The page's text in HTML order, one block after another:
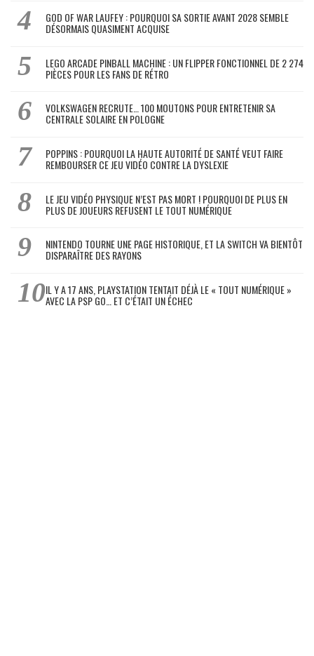
GOD OF WAR LAUFEY : POURQUOI SA SORTIE AVANT 2028 SEMBLE
DÉSORMAIS QUASIMENT ACQUISE
LEGO ARCADE PINBALL MACHINE : UN FLIPPER FONCTIONNEL DE 2 274
PIÈCES POUR LES FANS DE RÉTRO
VOLKSWAGEN RECRUTE… 100 MOUTONS POUR ENTRETENIR SA
CENTRALE SOLAIRE EN POLOGNE
POPPINS : POURQUOI LA HAUTE AUTORITÉ DE SANTÉ VEUT FAIRE
REMBOURSER CE JEU VIDÉO CONTRE LA DYSLEXIE
LE JEU VIDÉO PHYSIQUE N’EST PAS MORT ! POURQUOI DE PLUS EN
PLUS DE JOUEURS REFUSENT LE TOUT NUMÉRIQUE
NINTENDO TOURNE UNE PAGE HISTORIQUE, ET LA SWITCH VA BIENTÔT
DISPARAÎTRE DES RAYONS
IL Y A 17 ANS, PLAYSTATION TENTAIT DÉJÀ LE « TOUT NUMÉRIQUE »
AVEC LA PSP GO… ET C’ÉTAIT UN ÉCHEC